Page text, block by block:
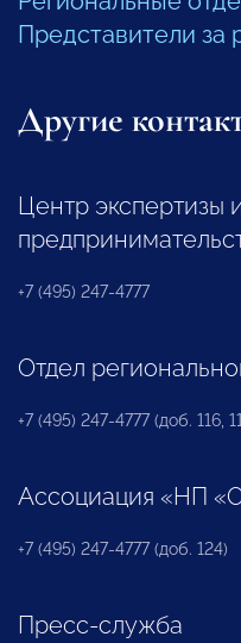
Представители за
Другие
Центр экспертизы
+7 (495) 247-4777
Отдел
+7 (495) 247-4777 (доб. 116,
Ассоциация «НП
+7 (495) 247-4777 (доб. 124)
Пресс-служба